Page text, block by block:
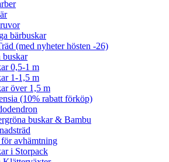
bärbuskar
(med nyheter hösten -26)
buskar
0,5-1 m
1-1,5 m
över 1,5 m
(10% rabatt förköp)
buskar & Bambu
avhämtning
i Storpack